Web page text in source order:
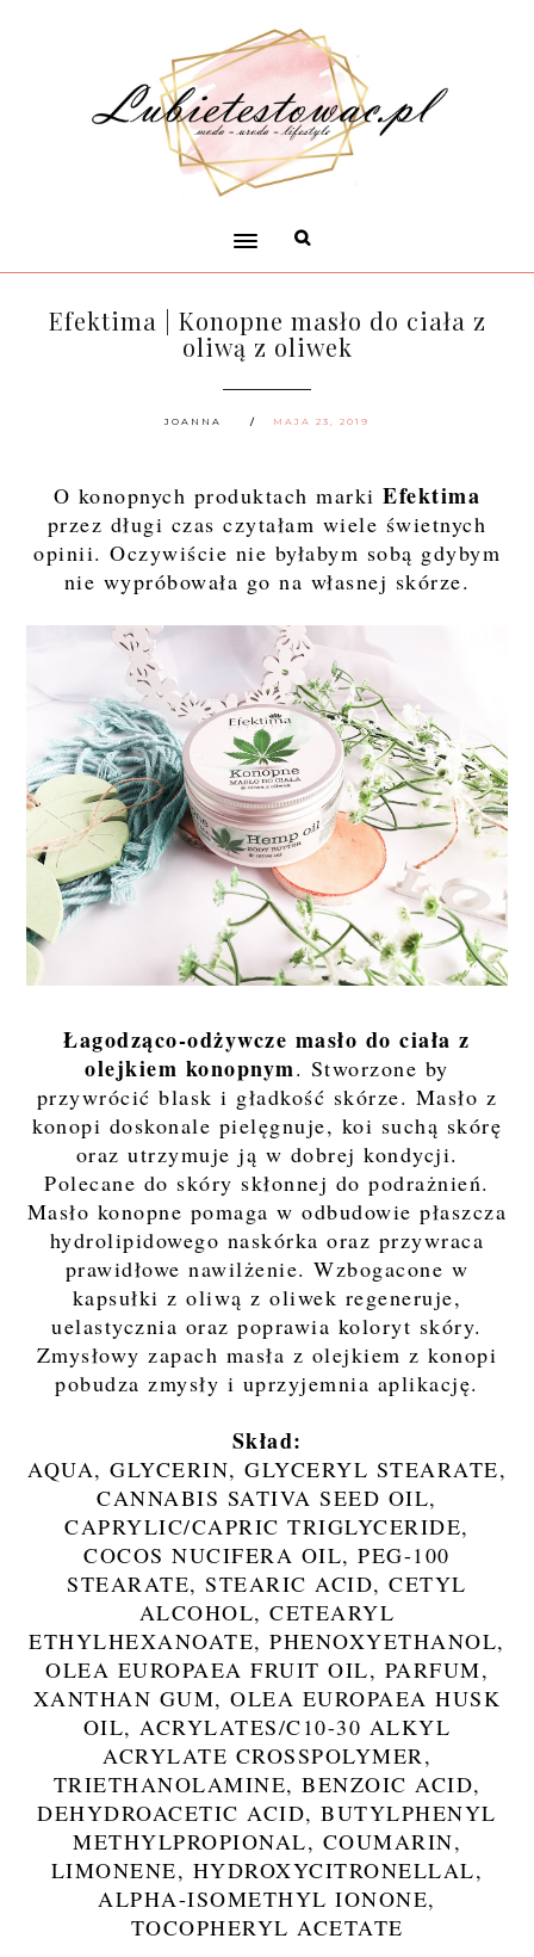
Efektima | Konopne masło do ciała z
oliwą z oliwek
JOANNA MAJA 23, 2019
O konopnych produktach markiEfektima
przez długi czas czytałam wiele świetnych
opinii. Oczywiście nie byłabym sobą gdybym
nie wypróbowała go na własnej skórze.
Łagodząco-odżywcze masło do ciała z
olejkiem konopnym. Stworzone by
przywrócić blask i gładkość skórze. Masło z
konopi doskonale pielęgnuje, koi suchą skórę
oraz utrzymuje ją w dobrej kondycji.
Polecane do skóry skłonnej do podrażnień.
Masło konopne pomaga w odbudowie płaszcza
hydrolipidowego naskórka oraz przywraca
prawidłowe nawilżenie. Wzbogacone w
kapsułki z oliwą z oliwek regeneruje,
uelastycznia oraz poprawia koloryt skóry.
Zmysłowy zapach masła z olejkiem z konopi
pobudza zmysły i uprzyjemnia aplikację.
Skład:
AQUA, GLYCERIN, GLYCERYL STEARATE,
CANNABIS SATIVA SEED OIL,
CAPRYLIC/CAPRIC TRIGLYCERIDE,
COCOS NUCIFERA OIL, PEG-100
STEARATE, STEARIC ACID, CETYL
ALCOHOL, CETEARYL
ETHYLHEXANOATE, PHENOXYETHANOL,
OLEA EUROPAEA FRUIT OIL, PARFUM,
XANTHAN GUM, OLEA EUROPAEA HUSK
OIL, ACRYLATES/C10-30 ALKYL
ACRYLATE CROSSPOLYMER,
TRIETHANOLAMINE, BENZOIC ACID,
DEHYDROACETIC ACID, BUTYLPHENYL
METHYLPROPIONAL, COUMARIN,
LIMONENE, HYDROXYCITRONELLAL,
ALPHA-ISOMETHYL IONONE,
TOCOPHERYL ACETATE